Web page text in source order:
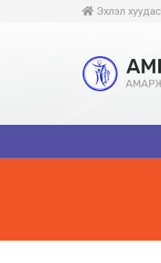
Эхлэл хуудас